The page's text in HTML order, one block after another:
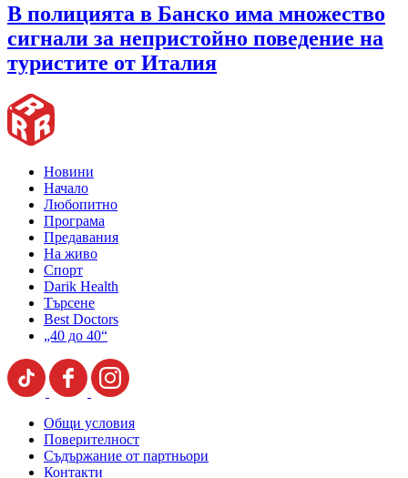
В полицията в Банско има множество
сигнали за непристойно поведение на
туристите от Италия
Новини
Начало
Любопитно
Програма
Предавания
На живо
Спорт
Darik Health
Търсене
Best Doctors
„40 до 40“
Общи условия
Поверителност
Съдържание от партньори
Контакти